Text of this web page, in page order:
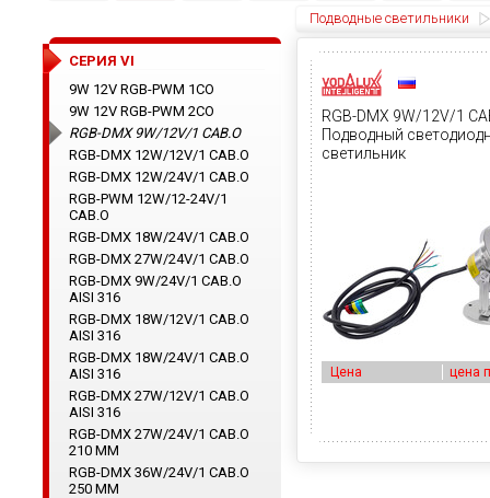
Подводные светильники
RGB-DMX 9W/12V/1
Подводный
светильник
Цена цена
CЕРИЯ VI
9W 12V RGB-PWM 1CO
9W 12V RGB-PWM 2CO
RGB-DMX 9W/12V/1 CAB.O
RGB-DMX 12W/12V/1 CAB.O
RGB-DMX 12W/24V/1 CAB.O
RGB-PWM 12W/12-24V/1
CAB.O
RGB-DMX 18W/24V/1 CAB.O
RGB-DMX 27W/24V/1 CAB.O
RGB-DMX 9W/24V/1 CAB.O
AISI 316
RGB-DMX 18W/12V/1 CAB.O
AISI 316
RGB-DMX 18W/24V/1 CAB.O
AISI 316
RGB-DMX 27W/12V/1 CAB.O
AISI 316
RGB-DMX 27W/24V/1 CAB.O
210 ММ
RGB-DMX 36W/24V/1 CAB.O
250 ММ